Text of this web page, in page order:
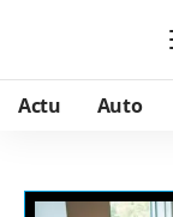
Actu Auto